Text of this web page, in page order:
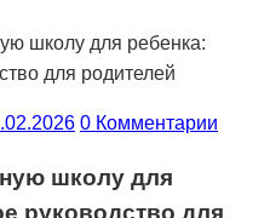
школу для ребенка:
для родителей
0 Комментарии
школу для